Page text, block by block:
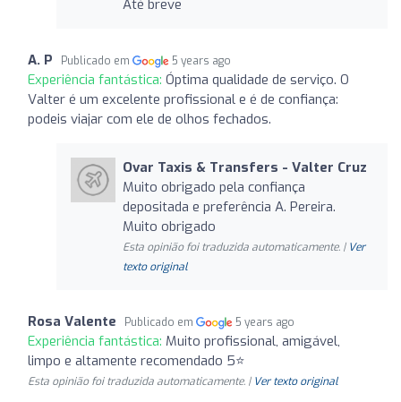
Até breve
A. P Publicado em 5 years ago
Experiência fantástica: Óptima qualidade de serviço. O
Valter é um excelente profissional e é de confiança:
podeis viajar com ele de olhos fechados.
Ovar Taxis & Transfers - Valter Cruz
Muito obrigado pela confiança
depositada e preferência A. Pereira.
Muito obrigado
Esta opinião foi traduzida automaticamente. | Ver
texto original
Rosa Valente Publicado em 5 years ago
Experiência fantástica: Muito profissional, amigável,
limpo e altamente recomendado 5⭐
Esta opinião foi traduzida automaticamente. | Ver texto original